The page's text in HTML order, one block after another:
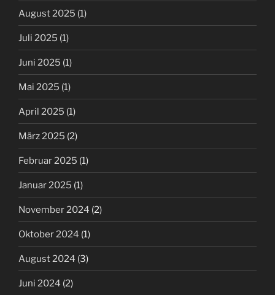
August 2025 (1)
Juli 2025 (1)
Juni 2025 (1)
Mai 2025 (1)
April 2025 (1)
März 2025 (2)
Februar 2025 (1)
Januar 2025 (1)
November 2024 (2)
Oktober 2024 (1)
August 2024 (3)
Juni 2024 (2)